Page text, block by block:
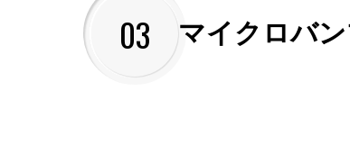
03 マイクロバ